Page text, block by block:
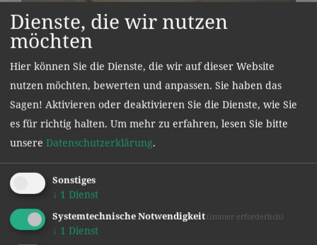
Text und Bilder: Dr. Norbert Sapper
Dienste, die wir nutzen
möchten
Hier können Sie die Dienste, die wir auf dieser Website
nutzen möchten, bewerten und anpassen. Sie haben das
Sagen! Aktivieren oder deaktivieren Sie die Dienste, wie Sie
es für richtig halten. Um mehr zu erfahren, lesen Sie bitte
unsere Datenschutzerklärung.
Sonstiges
↓ 1 Dienst
Systemtechnische Notwendigkeit (immer erforderlich)
↓ 1 Dienst